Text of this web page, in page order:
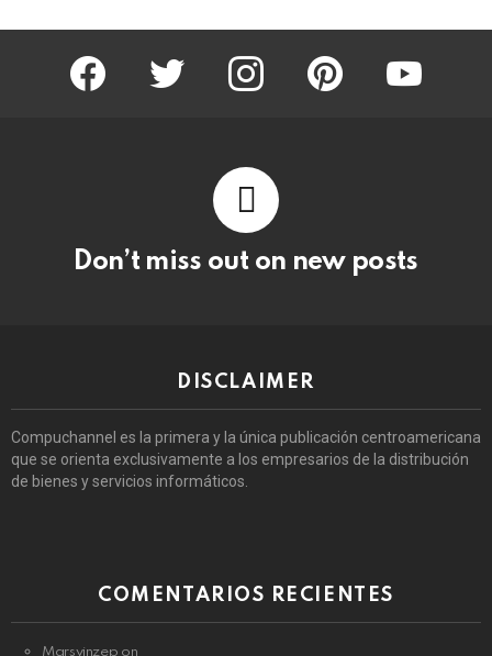
facebook twitter instagram pinterest
Don’t miss out on new posts
DISCLAIMER
Compuchannel es la primera y la única publicación centroamericana
que se orienta exclusivamente a los empresarios de la distribución
de bienes y servicios informáticos.
COMENTARIOS RECIENTES
Marsvinzep on